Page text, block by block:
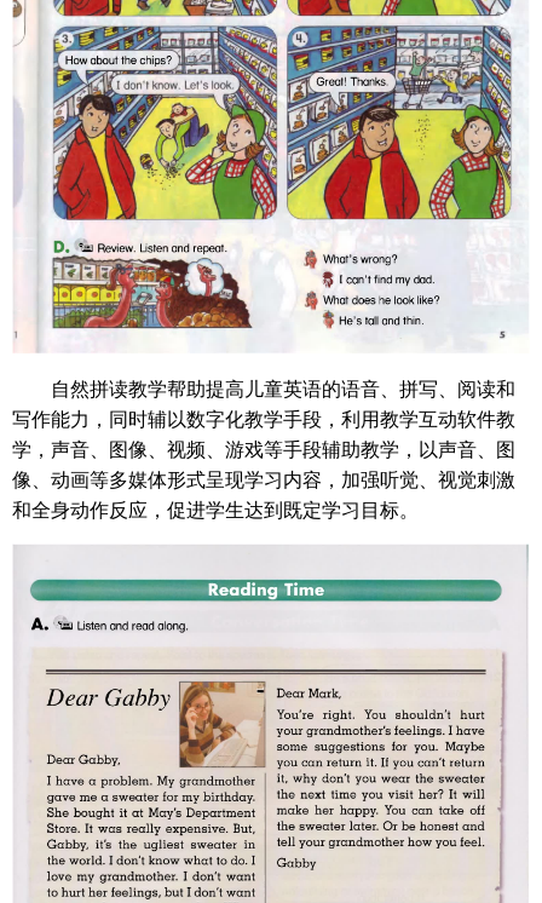
自然拼读教学帮助提高儿童英语的语音、拼写、阅读和
写作能力，同时辅以数字化教学手段，利用教学互动软件教
学，声音、图像、视频、游戏等手段辅助教学，以声音、图
像、动画等多媒体形式呈现学习内容，加强听觉、视觉刺激
和全身动作反应，促进学生达到既定学习目标。